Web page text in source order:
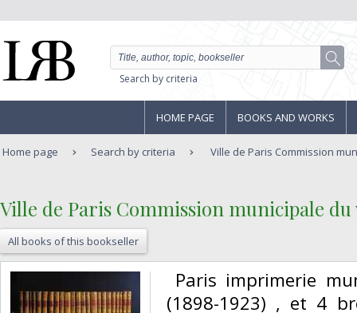
Search by criteria
HOME PAGE BOOKS AND WORKS
Home page Search by criteria Ville de Paris Commission
‎Ville de Paris Commission municipale du
All books of this bookseller
Paris imprimerie
(1898-1923) , et 4